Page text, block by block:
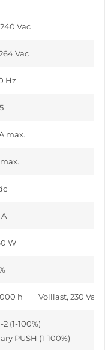
Vac
Vac
Hz
max.
A
W
h Volllast, 230 Vac
2 (1-100%)
PUSH (1-100%)